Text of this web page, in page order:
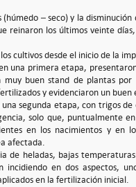
(húmedo – seco) y la
reinaron los últimos veinte
cultivos desde el inicio de la
una primera etapa,
muy buen stand de plantas
y evidenciaron un
una segunda etapa, con trigos
solo que, puntualmente
en los nacimientos y en
afectada.
de heladas, bajas
incidiendo en dos aspectos,
en la fertilización inicial.